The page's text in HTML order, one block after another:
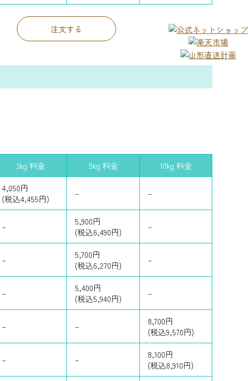
注文する
3kg 料金 5kg 料金 10kg 料金
4,050円
(税込4,455円)
– –
–
5,900円
(税込6,490円)
–
–
5,700円
(税込6,270円)
–
–
5,400円
(税込5,940円)
–
– –
8,700円
(税込9,570円)
– –
8,100円
(税込8,910円)